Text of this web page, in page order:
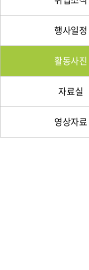
행사일정
활동사진
자료실
영상자료